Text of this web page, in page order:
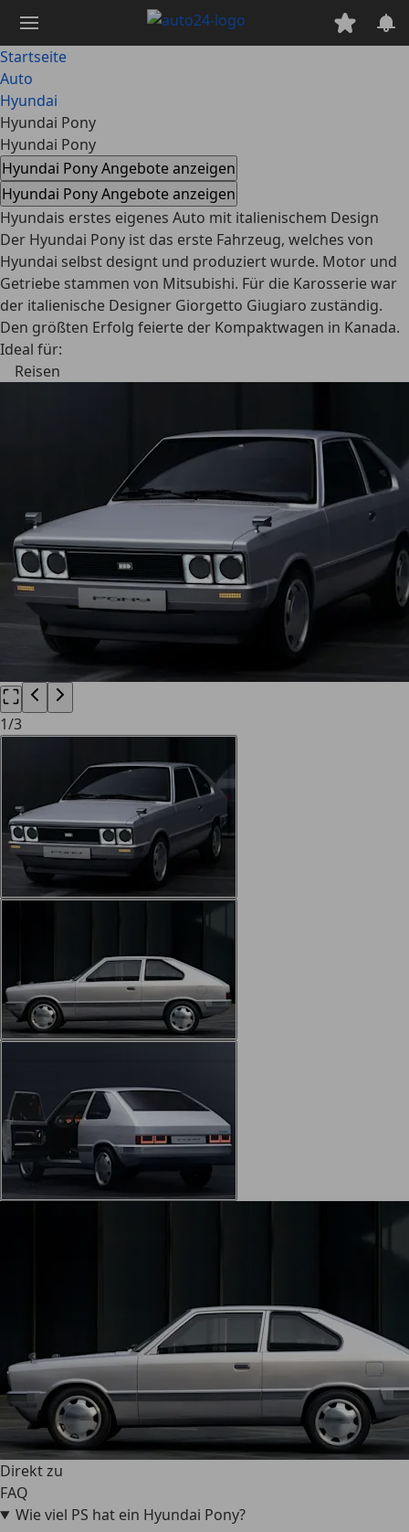
Hauptinhalt
springen
Startseite
Auto
Hyundai
Hyundai Pony
Hyundai Pony
Hyundai Pony Angebote anzeigen
Hyundai Pony Angebote anzeigen
Hyundais erstes eigenes Auto mit italienischem Design
Der Hyundai Pony ist das erste Fahrzeug, welches von
Hyundai selbst designt und produziert wurde. Motor und
Getriebe stammen von Mitsubishi. Für die Karosserie war
der italienische Designer Giorgetto Giugiaro zuständig.
Den größten Erfolg feierte der Kompaktwagen in Kanada.
Ideal für:
Reisen
1/3
Direkt zu
FAQ
Wie viel PS hat ein Hyundai Pony?